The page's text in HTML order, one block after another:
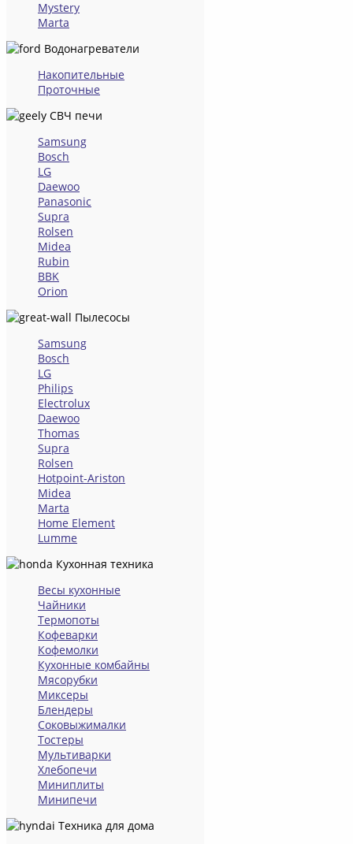
Mystery
Marta
Водонагреватели
Накопительные
Проточные
СВЧ печи
Samsung
Bosch
LG
Daewoo
Panasonic
Supra
Rolsen
Midea
Rubin
BBK
Orion
Пылесосы
Samsung
Bosch
LG
Philips
Electrolux
Daewoo
Thomas
Supra
Rolsen
Hotpoint-Ariston
Midea
Marta
Home Element
Lumme
Кухонная техника
Весы кухонные
Чайники
Термопоты
Кофеварки
Кофемолки
Кухонные комбайны
Мясорубки
Миксеры
Блендеры
Соковыжималки
Тостеры
Мультиварки
Хлебопечи
Миниплиты
Минипечи
Техника для дома